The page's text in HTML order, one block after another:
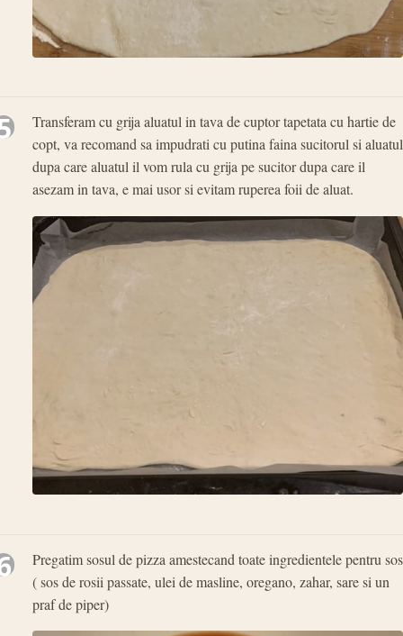
Transferam cu grija aluatul in tava de cuptor tapetata cu hartie de
copt, va recomand sa impudrati cu putina faina sucitorul si aluatul
dupa care aluatul il vom rula cu grija pe sucitor dupa care il
asezam in tava, e mai usor si evitam ruperea foii de aluat.
Pregatim sosul de pizza amestecand toate ingredientele pentru sos
( sos de rosii passate, ulei de masline, oregano, zahar, sare si un
praf de piper)